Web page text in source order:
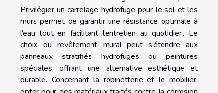
Privilégier un carrelage hydrofuge pour le sol et les
murs permet de garantir une résistance optimale à
l’eau tout en facilitant l’entretien au quotidien. Le
choix du revêtement mural peut s’étendre aux
panneaux stratifiés hydrofuges ou peintures
spéciales, offrant une alternative esthétique et
durable. Concernant la robinetterie et le mobilier,